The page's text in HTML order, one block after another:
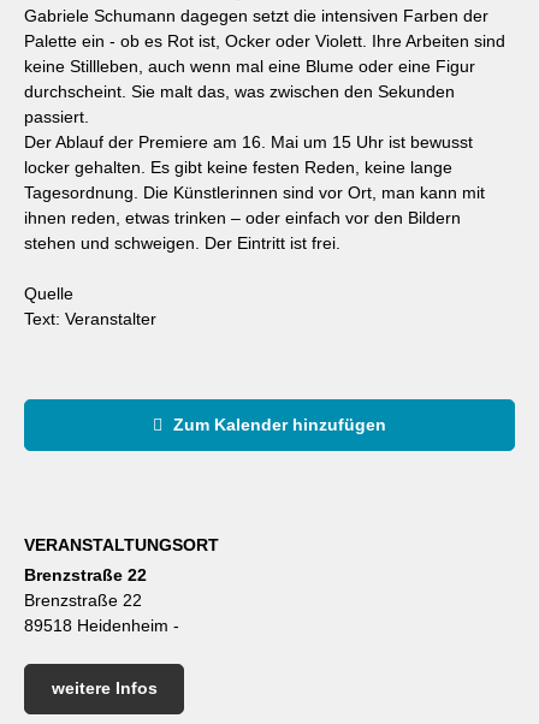
Gabriele Schumann dagegen setzt die intensiven Farben der
Palette ein - ob es Rot ist, Ocker oder Violett. Ihre Arbeiten sind
keine Stillleben, auch wenn mal eine Blume oder eine Figur
durchscheint. Sie malt das, was zwischen den Sekunden
passiert.
Der Ablauf der Premiere am 16. Mai um 15 Uhr ist bewusst
locker gehalten. Es gibt keine festen Reden, keine lange
Tagesordnung. Die Künstlerinnen sind vor Ort, man kann mit
ihnen reden, etwas trinken – oder einfach vor den Bildern
stehen und schweigen. Der Eintritt ist frei.
Quelle
Text: Veranstalter
Zum Kalender hinzufügen
VERANSTALTUNGSORT
Brenzstraße 22
Brenzstraße 22
89518 Heidenheim -
weitere Infos